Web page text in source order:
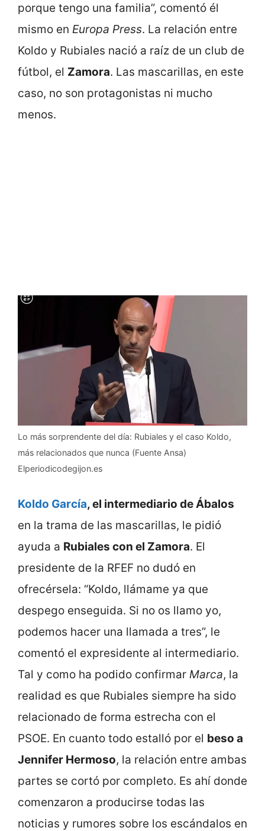
porque tengo una familia”, comentó él
mismo en Europa Press. La relación entre
Koldo y Rubiales nació a raíz de un club de
fútbol, el Zamora. Las mascarillas, en este
caso, no son protagonistas ni mucho
menos.
Lo más sorprendente del día: Rubiales y el caso Koldo,
más relacionados que nunca (Fuente Ansa)
Elperiodicodegijon.es
Koldo García, el intermediario de Ábalos
en la trama de las mascarillas, le pidió
ayuda a Rubiales con el Zamora. El
presidente de la RFEF no dudó en
ofrecérsela: “Koldo, llámame ya que
despego enseguida. Si no os llamo yo,
podemos hacer una llamada a tres”, le
comentó el expresidente al intermediario.
Tal y como ha podido confirmar Marca, la
realidad es que Rubiales siempre ha sido
relacionado de forma estrecha con el
PSOE. En cuanto todo estalló por el beso a
Jennifer Hermoso, la relación entre ambas
partes se cortó por completo. Es ahí donde
comenzaron a producirse todas las
noticias y rumores sobre los escándalos en